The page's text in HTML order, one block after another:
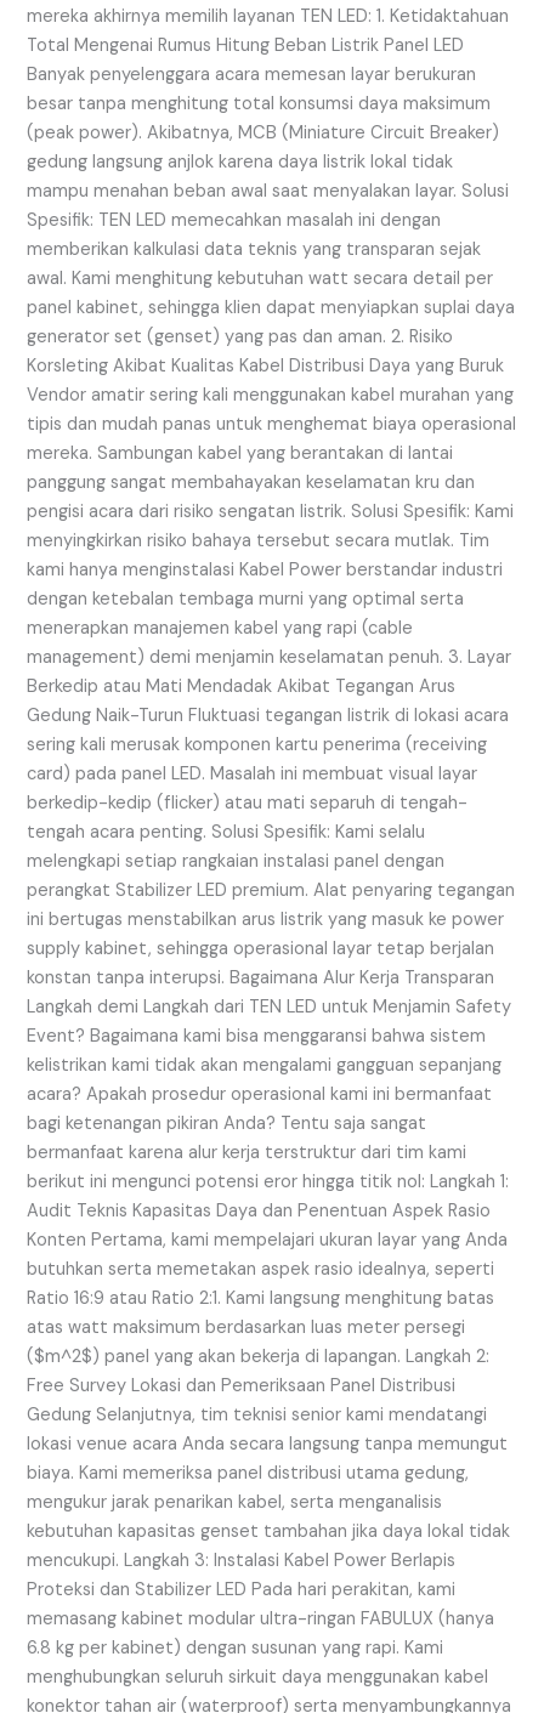
mereka akhirnya memilih layanan TEN LED: 1. Ketidaktahuan
Total Mengenai Rumus Hitung Beban Listrik Panel LED
Banyak penyelenggara acara memesan layar berukuran
besar tanpa menghitung total konsumsi daya maksimum
(peak power). Akibatnya, MCB (Miniature Circuit Breaker)
gedung langsung anjlok karena daya listrik lokal tidak
mampu menahan beban awal saat menyalakan layar. Solusi
Spesifik: TEN LED memecahkan masalah ini dengan
memberikan kalkulasi data teknis yang transparan sejak
awal. Kami menghitung kebutuhan watt secara detail per
panel kabinet, sehingga klien dapat menyiapkan suplai daya
generator set (genset) yang pas dan aman. 2. Risiko
Korsleting Akibat Kualitas Kabel Distribusi Daya yang Buruk
Vendor amatir sering kali menggunakan kabel murahan yang
tipis dan mudah panas untuk menghemat biaya operasional
mereka. Sambungan kabel yang berantakan di lantai
panggung sangat membahayakan keselamatan kru dan
pengisi acara dari risiko sengatan listrik. Solusi Spesifik: Kami
menyingkirkan risiko bahaya tersebut secara mutlak. Tim
kami hanya menginstalasi Kabel Power berstandar industri
dengan ketebalan tembaga murni yang optimal serta
menerapkan manajemen kabel yang rapi (cable
management) demi menjamin keselamatan penuh. 3. Layar
Berkedip atau Mati Mendadak Akibat Tegangan Arus
Gedung Naik-Turun Fluktuasi tegangan listrik di lokasi acara
sering kali merusak komponen kartu penerima (receiving
card) pada panel LED. Masalah ini membuat visual layar
berkedip-kedip (flicker) atau mati separuh di tengah-
tengah acara penting. Solusi Spesifik: Kami selalu
melengkapi setiap rangkaian instalasi panel dengan
perangkat Stabilizer LED premium. Alat penyaring tegangan
ini bertugas menstabilkan arus listrik yang masuk ke power
supply kabinet, sehingga operasional layar tetap berjalan
konstan tanpa interupsi. Bagaimana Alur Kerja Transparan
Langkah demi Langkah dari TEN LED untuk Menjamin Safety
Event? Bagaimana kami bisa menggaransi bahwa sistem
kelistrikan kami tidak akan mengalami gangguan sepanjang
acara? Apakah prosedur operasional kami ini bermanfaat
bagi ketenangan pikiran Anda? Tentu saja sangat
bermanfaat karena alur kerja terstruktur dari tim kami
berikut ini mengunci potensi eror hingga titik nol: Langkah 1:
Audit Teknis Kapasitas Daya dan Penentuan Aspek Rasio
Konten Pertama, kami mempelajari ukuran layar yang Anda
butuhkan serta memetakan aspek rasio idealnya, seperti
Ratio 16:9 atau Ratio 2:1. Kami langsung menghitung batas
atas watt maksimum berdasarkan luas meter persegi
($m^2$) panel yang akan bekerja di lapangan. Langkah 2:
Free Survey Lokasi dan Pemeriksaan Panel Distribusi
Gedung Selanjutnya, tim teknisi senior kami mendatangi
lokasi venue acara Anda secara langsung tanpa memungut
biaya. Kami memeriksa panel distribusi utama gedung,
mengukur jarak penarikan kabel, serta menganalisis
kebutuhan kapasitas genset tambahan jika daya lokal tidak
mencukupi. Langkah 3: Instalasi Kabel Power Berlapis
Proteksi dan Stabilizer LED Pada hari perakitan, kami
memasang kabinet modular ultra-ringan FABULUX (hanya
6.8 kg per kabinet) dengan susunan yang rapi. Kami
menghubungkan seluruh sirkuit daya menggunakan kabel
konektor tahan air (waterproof) serta menyambungkannya